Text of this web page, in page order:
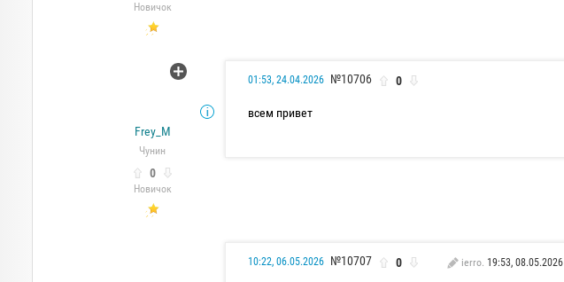
Новичок
Frey_M
Чунин
0
Новичок
01:53, 24.04.2026 №10706 0
всем привет
10:22, 06.05.2026 №10707 0 ierro. 19:53, 08.05.2026